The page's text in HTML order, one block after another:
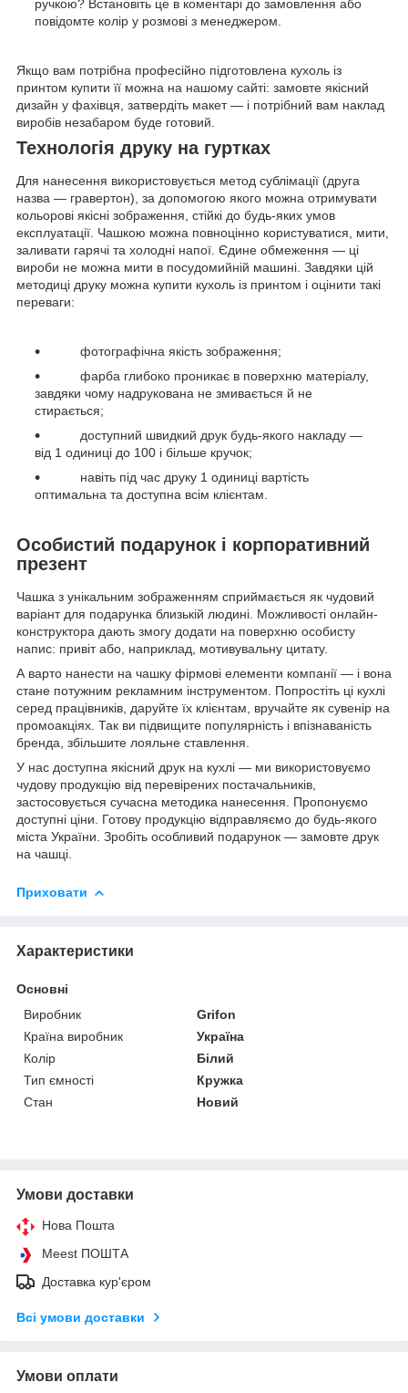
ручкою? Встановіть це в коментарі до замовлення або
повідомте колір у розмові з менеджером.
Якщо вам потрібна професійно підготовлена кухоль із
принтом купити її можна на нашому сайті: замовте якісний
дизайн у фахівця, затвердіть макет — і потрібний вам наклад
виробів незабаром буде готовий.
Технологія друку на гуртках
Для нанесення використовується метод сублімації (друга
назва — гравертон), за допомогою якого можна отримувати
кольорові якісні зображення, стійкі до будь-яких умов
експлуатації. Чашкою можна повноцінно користуватися, мити,
заливати гарячі та холодні напої. Єдине обмеження — ці
вироби не можна мити в посудомийній машині. Завдяки цій
методиці друку можна купити кухоль із принтом і оцінити такі
переваги:
фотографічна якість зображення;
фарба глибоко проникає в поверхню матеріалу,
завдяки чому надрукована не змивається й не
стирається;
доступний швидкий друк будь-якого накладу —
від 1 одиниці до 100 і більше кручок;
навіть під час друку 1 одиниці вартість
оптимальна та доступна всім клієнтам.
Особистий подарунок і корпоративний
презент
Чашка з унікальним зображенням сприймається як чудовий
варіант для подарунка близькій людині. Можливості онлайн-
конструктора дають змогу додати на поверхню особисту
напис: привіт або, наприклад, мотивувальну цитату.
А варто нанести на чашку фірмові елементи компанії — і вона
стане потужним рекламним інструментом. Попростіть ці кухлі
серед працівників, даруйте їх клієнтам, вручайте як сувенір на
промоакціях. Так ви підвищите популярність і впізнаваність
бренда, збільшите лояльне ставлення.
У нас доступна якісний друк на кухлі — ми використовуємо
чудову продукцію від перевірених постачальників,
застосовується сучасна методика нанесення. Пропонуємо
доступні ціни. Готову продукцію відправляємо до будь-якого
міста України. Зробіть особливий подарунок — замовте друк
на чашці.
Приховати
Характеристики
Основні
Виробник
Grifon
Країна виробник
Україна
Колір
Білий
Тип ємності
Кружка
Стан
Новий
Умови доставки
Нова Пошта
Meest ПОШТА
Доставка кур'єром
Всі умови доставки
Умови оплати